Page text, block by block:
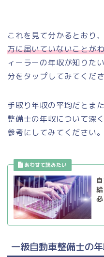
これを見て分かるとおり、
万に届いていないことが
ィーラーの年収が知りた
分をタップしてみてくださ
手取り年収の平均だとま
整備士の年収について深
参考にしてみてください
一級自動車整備士の